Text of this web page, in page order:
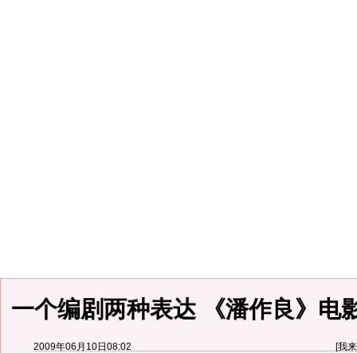
一个编剧两种表达 《潘作良》电
2009年06月10日08:02 [我